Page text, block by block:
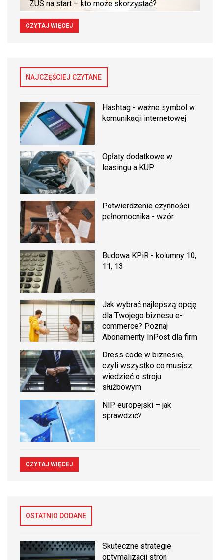
ZUS na start – kto może skorzystać?
CZYTAJ WIĘCEJ
NAJCZĘŚCIEJ CZYTANE
Hashtag - ważne symbol w
komunikacji internetowej
Opłaty dodatkowe w
leasingu a KUP
Potwierdzenie czynności
pełnomocnika - wzór
Budowa KPiR - kolumny 10,
11, 13
Jak wybrać najlepszą opcję
dla Twojego biznesu e-
commerce? Poznaj
Abonamenty InPost dla firm
Dress code w biznesie,
czyli wszystko co musisz
wiedzieć o stroju
służbowym
NIP europejski – jak
sprawdzić?
CZYTAJ WIĘCEJ
OSTATNIO DODANE
Skuteczne strategie
optymalizacji stron